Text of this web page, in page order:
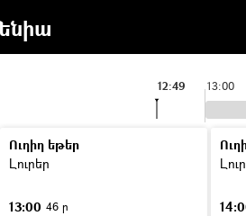
13:00
12:49
Ուղիղ եթեր
Լուրեր
13:00 46 ր